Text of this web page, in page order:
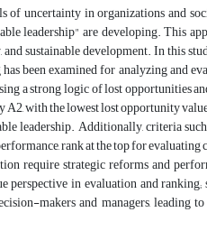
uncertainty in organizations and
leadership" are developing. This
sustainable development. In this
been examined for analyzing and
a strong logic of lost opportunities
with the lowest lost opportunity
leadership. Additionally, criteria
rank at the top for
require strategic reforms and
in evaluation and
makers and managers, leading